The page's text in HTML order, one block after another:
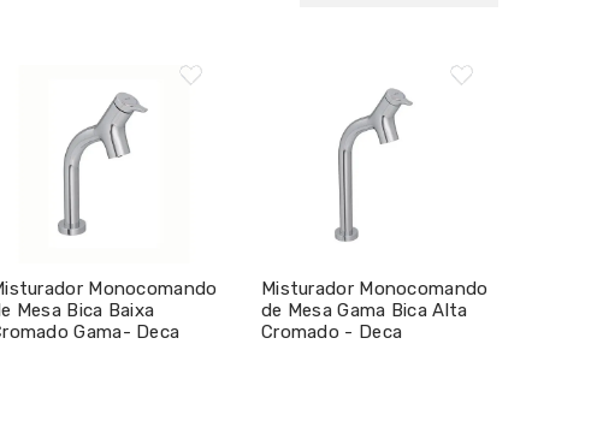
Monocomando
Mesa Bica Baixa
Gama- Deca
Misturador Monocomando
de Mesa Gama Bica Alta
Cromado - Deca